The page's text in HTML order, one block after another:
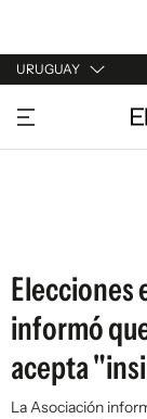
URUGUAY
URUGUAY
ARGENTINA
Elecciones
informó
acepta
La Asociación